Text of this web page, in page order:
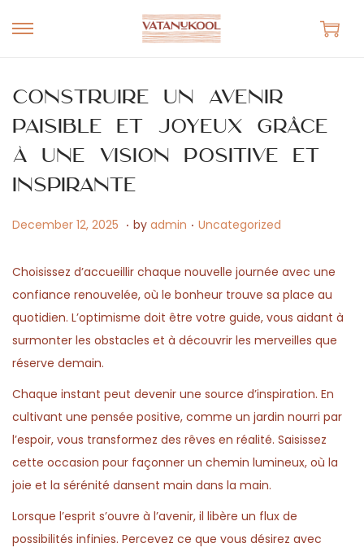
S
t
o
v
g
a
t
i
S
t
o
n
e
n
t
Construire un avenir
paisible et joyeux grâce
à une vision positive et
inspirante
P
s
t
e
d
o
December 12, 2025 M
y
1
5
,
. by admin . P
s
t
e
d
Uncategorized
Choisissez d’accueillir chaque nouvelle journée avec une
confiance renouvelée, où le bonheur trouve sa place au
quotidien. L’optimisme doit être votre guide, vous aidant à
surmonter les obstacles et à découvrir les merveilles que
réserve demain.
Chaque instant peut devenir une source d’inspiration. En
cultivant une pensée positive, comme un jardin nourri par
l’espoir, vous transformez des rêves en réalité. Saisissez
cette occasion pour façonner un chemin lumineux, où la
joie et la sérénité dansent main dans la main.
Lorsque l’esprit s’ouvre à l’avenir, il libère un flux de
possibilités infinies. Percevez ce que vous désirez avec